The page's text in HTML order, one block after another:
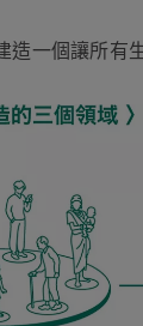
一個讓所有